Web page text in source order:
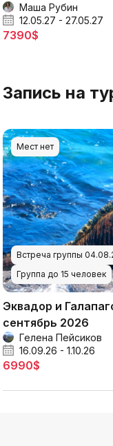
Маша Рубин
12.05.27 - 27.05.27
7390$
Запись на
Мест нет
Встреча группы
Группа до 15 человек
Эквадор и
сентябрь 2026
Гелена Пейсиков
16.09.26 - 1.10.26
6990$